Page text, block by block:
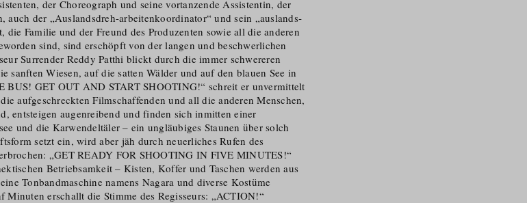
der Choreograph und seine vortanzende Assistentin, der
der „Auslandsdreh-arbeiten­ko­ordinator“ und sein „auslands­
die Familie und der Freund des Produzenten sowie all die anderen
sind, sind erschöpft von der langen und beschwerlichen
Surrender Reddy Patthi blickt durch die immer schwereren
sanften Wiesen, auf die satten Wälder und auf den blauen See in
GET OUT AND START SHOOTING!“ schreit er unvermittelt
aufgeschreckten Filmschaffenden und all die anderen Menschen,
entsteigen augenreibend und finden sich inmitten einer
und die Karwendeltäler – ein ungläubiges Staunen über solch
setzt ein, wird aber jäh durch neuerliches Rufen des
„GET READY FOR SHOOTING IN FIVE MINUTES!“
Betriebsamkeit – Kisten, Koffer und Taschen werden aus
Tonbandmaschine namens Nagara und diverse Kostüme
erschallt die Stimme des Regisseurs: „ACTION!“